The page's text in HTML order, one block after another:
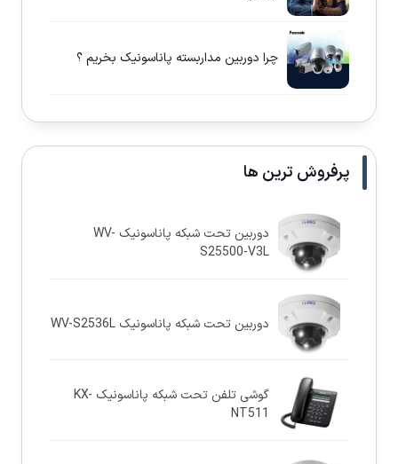
چرا دوربين مداربسته پاناسونيک بخريم ؟
پرفروش ترین ها
دوربین تحت شبکه پاناسونيک WV-
S25500-V3L
دوربین تحت شبکه پاناسونيک WV-S2536L
گوشی تلفن تحت شبکه پاناسونیک KX-
NT511